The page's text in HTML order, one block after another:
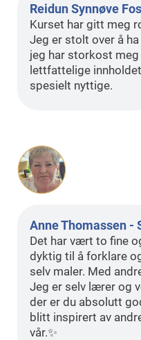
Reidun Synnøve
Kurset har gitt meg
Jeg er stolt over å
jeg har storkost
lettfattelige
spesielt nyttige.
Anne Thomassen -
Det har vært to fine
dyktig til å forklare
selv maler. Med
Jeg er selv lærer og
der er du absolutt
blitt inspirert av
vår.✨